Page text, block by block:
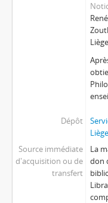
Dépôt
Liège
Source immédiate
d'acquisition ou de
transfert
La
don